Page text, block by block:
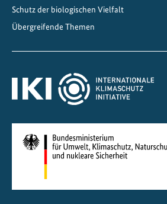
Schutz der biologischen Vielfalt
Übergreifende Themen